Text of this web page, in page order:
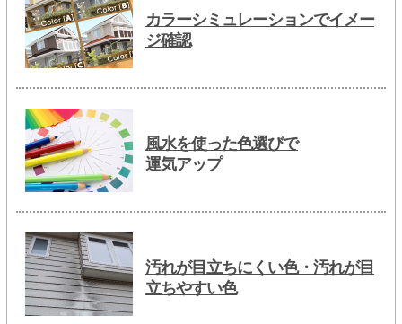
カラーシミュレーションでイメー
ジ確認
風水を使った色選びで
運気アップ
汚れが目立ちにくい色・汚れが目
立ちやすい色